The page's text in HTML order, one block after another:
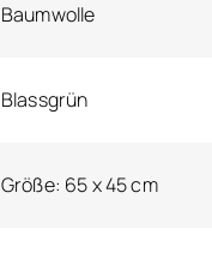
Baumwolle
Blassgrün
Größe: 65 x 45 cm